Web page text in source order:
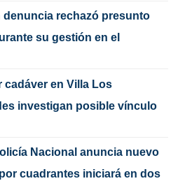
denuncia rechazó presunto
su gestión en el
cadáver en Villa Los
investigan posible vínculo
Nacional anuncia nuevo
cuadrantes iniciará en dos